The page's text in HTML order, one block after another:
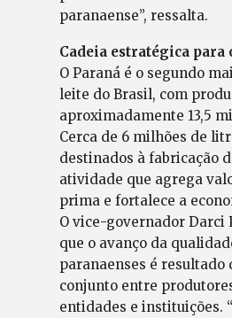
paranaense”, ressalta.
Cadeia estratégica para
O Paraná é o segundo
leite do Brasil, com
aproximadamente 13,5
Cerca de 6 milhões de
destinados à fabricação
atividade que agrega
prima e fortalece a
O vice-governador Darci
que o avanço da
paranaenses é resultado
conjunto entre
entidades e instituições.